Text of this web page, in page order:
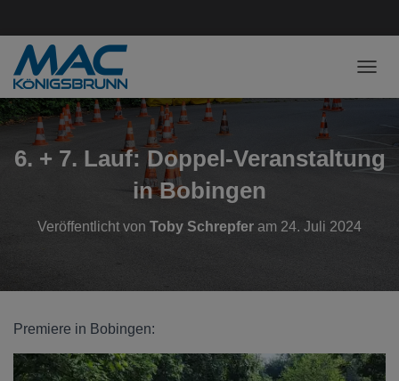
6. + 7. Lauf: Doppel-Veranstaltung
in Bobingen
Veröffentlicht von Toby Schrepfer am 24. Juli 2024
Premiere in Bobingen: